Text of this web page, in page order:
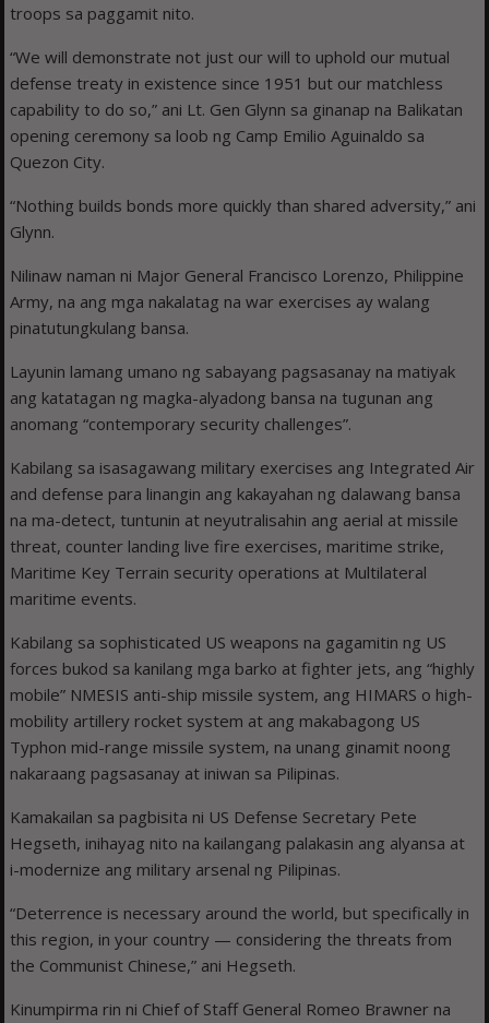
troops sa paggamit nito.
“We will demonstrate not just our will to uphold our mutual
defense treaty in existence since 1951 but our matchless
capability to do so,” ani Lt. Gen Glynn sa ginanap na Balikatan
opening ceremony sa loob ng Camp Emilio Aguinaldo sa
Quezon City.
“Nothing builds bonds more quickly than shared adversity,” ani
Glynn.
Nilinaw naman ni Major General Francisco Lorenzo, Philippine
Army, na ang mga nakalatag na war exercises ay walang
pinatutungkulang bansa.
Layunin lamang umano ng sabayang pagsasanay na matiyak
ang katatagan ng magka-alyadong bansa na tugunan ang
anomang “contemporary security challenges”.
Kabilang sa isasagawang military exercises ang Integrated Air
and defense para linangin ang kakayahan ng dalawang bansa
na ma-detect, tuntunin at neyutralisahin ang aerial at missile
threat, counter landing live fire exercises, maritime strike,
Maritime Key Terrain security operations at Multilateral
maritime events.
Kabilang sa sophisticated US weapons na gagamitin ng US
forces bukod sa kanilang mga barko at fighter jets, ang “highly
mobile” NMESIS anti-ship missile system, ang HIMARS o high-
mobility artillery rocket system at ang makabagong US
Typhon mid-range missile system, na unang ginamit noong
nakaraang pagsasanay at iniwan sa Pilipinas.
Kamakailan sa pagbisita ni US Defense Secretary Pete
Hegseth, inihayag nito na kailangang palakasin ang alyansa at
i-modernize ang military arsenal ng Pilipinas.
“Deterrence is necessary around the world, but specifically in
this region, in your country — considering the threats from
the Communist Chinese,” ani Hegseth.
Kinumpirma rin ni Chief of Staff General Romeo Brawner na